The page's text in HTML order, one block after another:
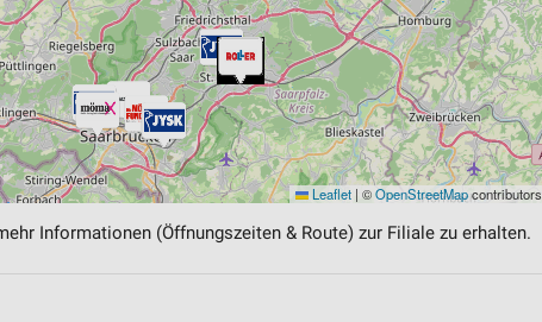
Leaflet | ©OpenStreetMapcontributors
Informationen (Öffnungszeiten & Route) zur Filiale zu erhalten.